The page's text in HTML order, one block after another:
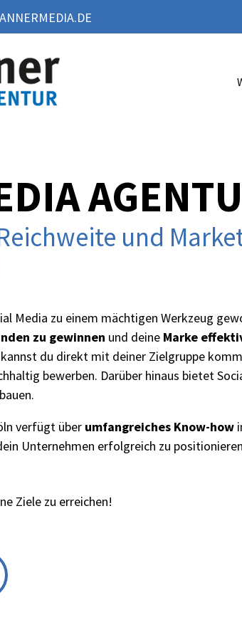
und
Media zu einem mächtigen Werkzeug
zu gewinnen und deine Marke
kannst du direkt mit deiner Zielgruppe
bewerben. Darüber hinaus bietet
verfügt über umfangreiches Know-how
Unternehmen erfolgreich zu
Ziele zu erreichen!